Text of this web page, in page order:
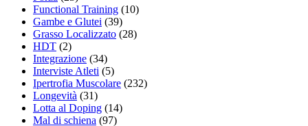
Functional Training (10)
Gambe e Glutei (39)
Grasso Localizzato (28)
HDT (2)
Integrazione (34)
Interviste Atleti (5)
Ipertrofia Muscolare (232)
Longevità (31)
Lotta al Doping (14)
Mal di schiena (97)